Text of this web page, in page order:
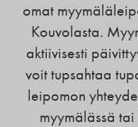
omat
Kouvolasta.
aktiivisesti
voit tupsahtaa
leipomon
myymälässä